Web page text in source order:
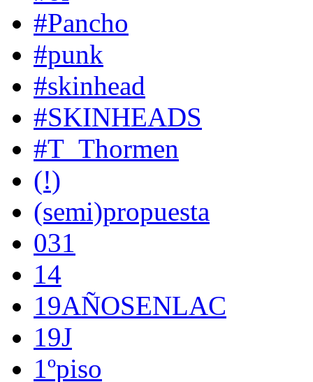
#Pancho
#punk
#skinhead
#SKINHEADS
#T_Thormen
(!)
(semi)propuesta
031
14
19AÑOSENLAC
19J
1ºpiso